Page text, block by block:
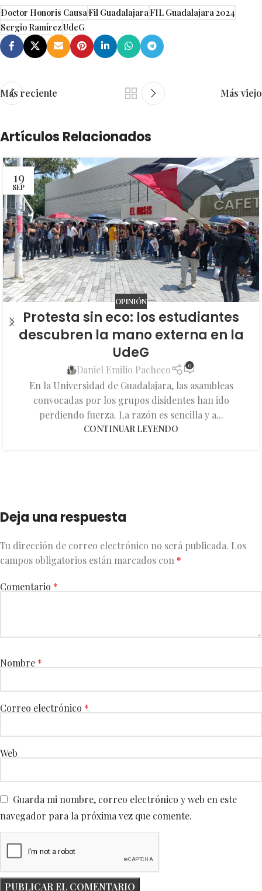
Doctor Honoris CausaFil GuadalajaraFIL Guadalajara 2024
Sergio RamírezUdeG
Más reciente Más viejo
Artículos Relacionados
19
SEP
OPINIÓN
Protesta sin eco: los estudiantes
descubren la mano externa en la
UdeG
Daniel Emilio Pacheco 0
En la Universidad de Guadalajara, las asambleas
convocadas por los grupos disidentes han ido
perdiendo fuerza. La razón es sencilla y a...
CONTINUAR LEYENDO
Deja una respuesta
Tu dirección de correo electrónico no será publicada. Los
campos obligatorios están marcados con *
Comentario *
Nombre *
Correo electrónico *
Web
Guarda mi nombre, correo electrónico y web en este
navegador para la próxima vez que comente.